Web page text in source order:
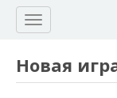
Новая